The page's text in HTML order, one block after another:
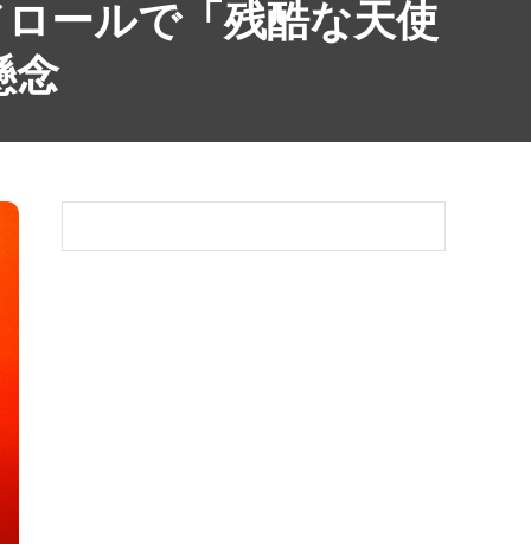
ールで「残酷な天使
念